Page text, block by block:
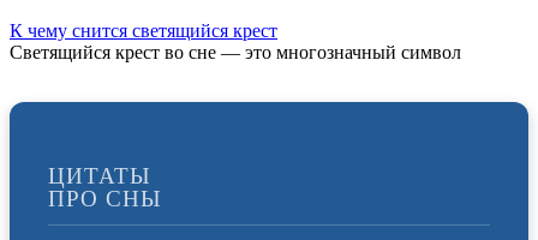
К чему снится светящийся крест
Светящийся крест во сне — это многозначный символ
ЦИТАТЫ
ПРО СНЫ